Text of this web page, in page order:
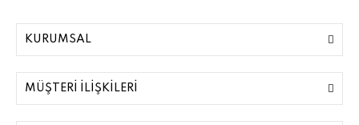
KURUMSAL
MÜŞTERİ İLİŞKİLERİ